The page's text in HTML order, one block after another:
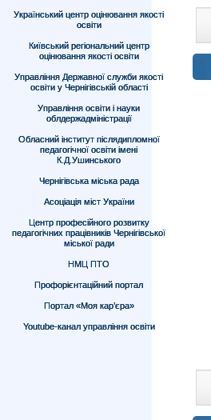
Український центр оцінювання якості
освіти
Київський регіональний центр
оцінювання якості освіти
Управління Державної служби якості
освіти у Чернігівській області
Управління освіти і науки
облдержадміністрації
Обласний інститут післядипломної
педагогічної освіти імені
К.Д.Ушинського
Чернігівська міська рада
Асоціація міст України
Центр професійного розвитку
педагогічних працівників Чернігівської
міської ради
НМЦ ПТО
Профорієнтаційний портал
Портал «Моя кар’єра»
Youtube-канал управління освіти